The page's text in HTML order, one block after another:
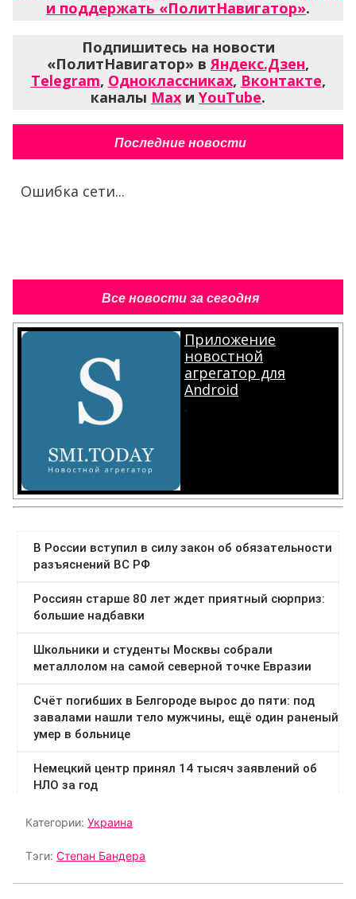
и поддержать «ПолитНавигатор».
Подпишитесь на новости
«ПолитНавигатор» вЯндекс.Дзен,
Telegram, Одноклассниках, Вконтакте,
каналы Max и YouTube.
Последние новости
Ошибка сети...
Все новости за сегодня
Приложение
новостной
агрегатор для
Android
.
Категории: Украина
Тэги: Степан Бандера